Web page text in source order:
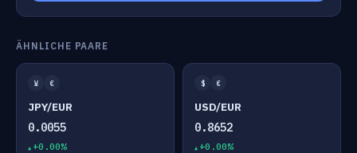
ÄHNLICHE PAARE
¥ €
JPY/EUR
0.0055
+0.00%
$ €
USD/EUR
0.8652
+0.00%